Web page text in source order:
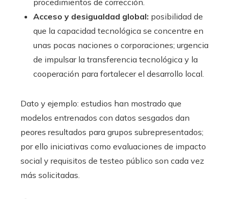
procedimientos de corrección.
Acceso y desigualdad global: posibilidad de
que la capacidad tecnológica se concentre en
unas pocas naciones o corporaciones; urgencia
de impulsar la transferencia tecnológica y la
cooperación para fortalecer el desarrollo local.
Dato y ejemplo: estudios han mostrado que
modelos entrenados con datos sesgados dan
peores resultados para grupos subrepresentados;
por ello iniciativas como evaluaciones de impacto
social y requisitos de testeo público son cada vez
más solicitadas.